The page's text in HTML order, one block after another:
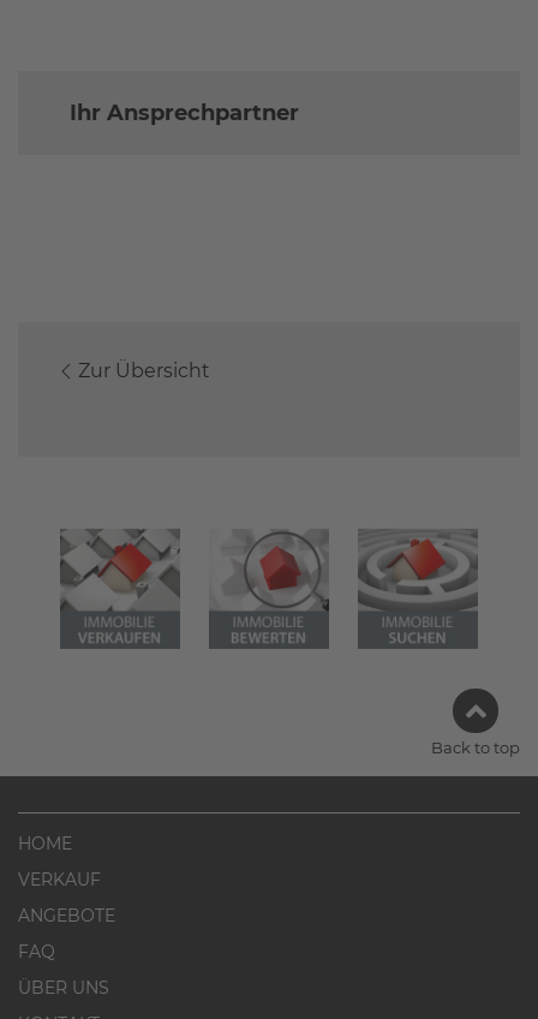
Ihr Ansprechpartner
Zur Übersicht
Back to top
HOME
VERKAUF
ANGEBOTE
FAQ
ÜBER UNS